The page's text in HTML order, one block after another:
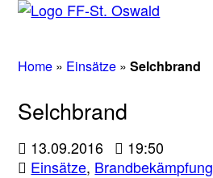
Home » Einsätze »Selchbrand
Selchbrand
13.09.2016
19:50
Einsätze, Brandbekämpfung